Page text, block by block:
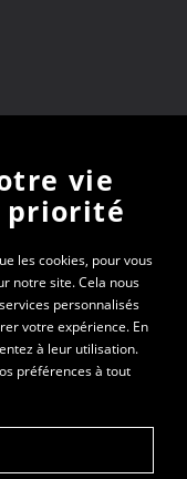
vous recevrez
vie
priorité
les cookies, pour vous
notre site. Cela nous
personnalisés
votre expérience. En
à leur utilisation.
préférences à tout